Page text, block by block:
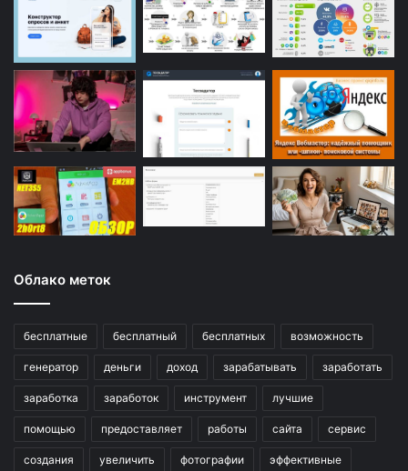
Облако меток
бесплатные бесплатный бесплатных возможность
генератор деньги доход зарабатывать заработать
заработка заработок инструмент лучшие
помощью предоставляет работы сайта сервис
создания увеличить фотографии эффективные